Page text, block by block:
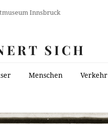
Innsbruck
SICH
Menschen Verkehr